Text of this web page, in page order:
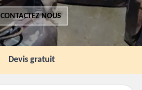
CONTACTEZ NOUS
Devis gratuit